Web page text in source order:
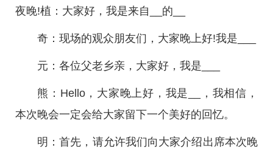
夜晚!植：大家好，我是来自__的__
奇：现场的观众朋友们，大家晚上好!我是___
元：各位父老乡亲，大家好，我是___
熊：Hello，大家晚上好，我是__，我相信，
本次晚会一定会给大家留下一个美好的回忆。
明：首先，请允许我们向大家介绍出席本次晚